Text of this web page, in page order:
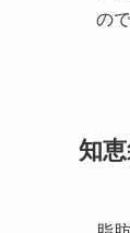
の
知